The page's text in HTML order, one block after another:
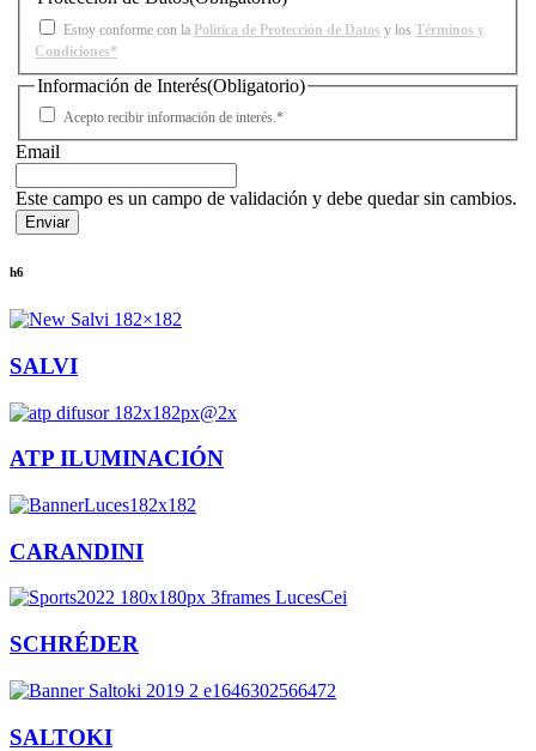
Estoy conforme con la Política de Protección de Datos y los Términos y
Condiciones*
Información de Interés(Obligatorio)
Acepto recibir información de interés.*
Email
Este campo es un campo de validación y debe quedar sin cambios.
h6
SALVI
ATP ILUMINACIÓN
CARANDINI
SCHRÉDER
SALTOKI